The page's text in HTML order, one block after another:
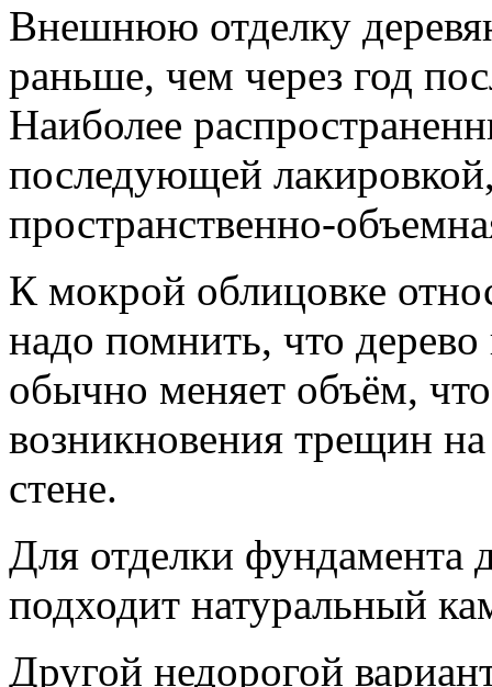
Внешнюю отделку
раньше, чем через год
Наиболее
последующей
пространственно-
К мокрой облицовке
надо помнить, что
обычно меняет объём,
возникновения трещин
стене.
Для отделки фундамента
подходит натуральный
Другой недорогой